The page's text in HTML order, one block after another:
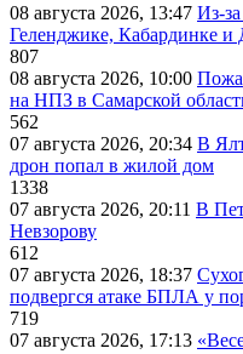
08 августа 2026, 13:47 Из-
Геленджике, Кабардинке и
807
08 августа 2026, 10:00
на НПЗ в Самарской
562
07 августа 2026, 20:34 В
дрон попал в жилой дом
1338
07 августа 2026, 20:11 В
Невзорову
612
07 августа 2026, 18:37
подвергся атаке БПЛА у
719
07 августа 2026, 17:13